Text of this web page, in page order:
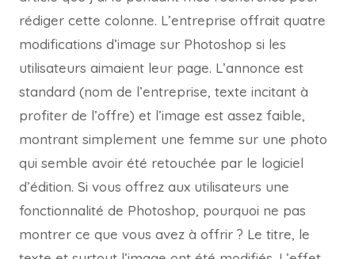
rédiger cette colonne. L’entreprise offrait quatre
modifications d’image sur Photoshop si les
utilisateurs aimaient leur page. L’annonce est
standard (nom de l’entreprise, texte incitant à
profiter de l’offre) et l’image est assez faible,
montrant simplement une femme sur une photo
qui semble avoir été retouchée par le logiciel
d’édition. Si vous offrez aux utilisateurs une
fonctionnalité de Photoshop, pourquoi ne pas
montrer ce que vous avez à offrir ? Le titre, le